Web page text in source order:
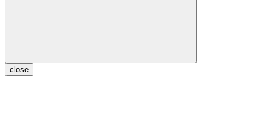
close